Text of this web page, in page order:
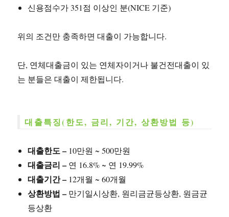
신용점수가 351점 이상인 분(NICE 기준)
위의 조건만 충족하면 대출이 가능합니다.
단, 연체대출금이 있는 연체자이거나 불건전대출이 있
는 분들은 대출이 제한됩니다.
대출특징(한도, 금리, 기간, 상환방법 등)
대출한도 – 10만원 ~ 500만원
대출금리 – 연 16.8% ~ 연 19.99%
대출기간 – 12개월 ~ 60개월
상환방법 – 만기일시상환, 원리금균등상환, 원금균
등상환